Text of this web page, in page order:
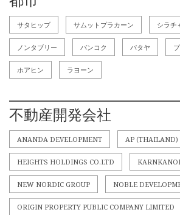
サタヒップ サムットプラカーン シラチ
ノンタブリー バンコク パタヤ
ホアヒン ラヨーン
不動産開発会社
ANANDA DEVELOPMENT AP (THAILAND)
HEIGHTS HOLDINGS CO.LTD
NEW NORDIC GROUP NOBLE
ORIGIN PROPERTY PUBLIC COMPANY LIMITED